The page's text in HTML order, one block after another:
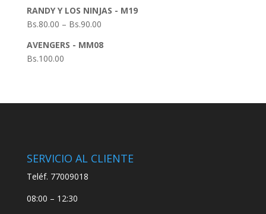
RANDY Y LOS NINJAS - M19
Bs.80.00 – Bs.90.00
AVENGERS - MM08
Bs.100.00
SERVICIO AL CLIENTE
Teléf. 77009018
08:00 – 12:30